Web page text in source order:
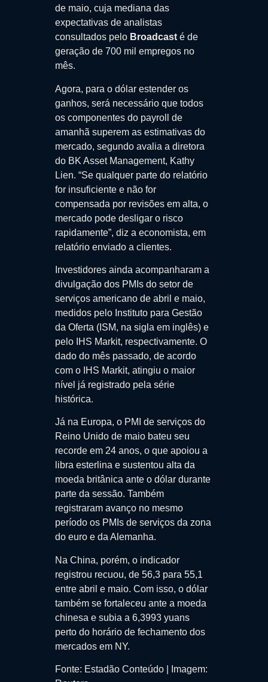
de maio, cuja mediana das
expectativas de analistas
consultados pelo Broadcasté de
geração de 700 mil empregos no
mês.
Agora, para o dólar estender os
ganhos, será necessário que todos
os componentes do payroll de
amanhã superem as estimativas do
mercado, segundo avalia a diretora
do BK Asset Management, Kathy
Lien. “Se qualquer parte do relatório
for insuficiente e não for
compensada por revisões em alta, o
mercado pode desligar o risco
rapidamente”, diz a economista, em
relatório enviado a clientes.
Investidores ainda acompanharam a
divulgação dos PMIs do setor de
serviços americano de abril e maio,
medidos pelo Instituto para Gestão
da Oferta (ISM, na sigla em inglês) e
pelo IHS Markit, respectivamente. O
dado do mês passado, de acordo
com o IHS Markit, atingiu o maior
nível já registrado pela série
histórica.
Já na Europa, o PMI de serviços do
Reino Unido de maio bateu seu
recorde em 24 anos, o que apoiou a
libra esterlina e sustentou alta da
moeda britânica ante o dólar durante
parte da sessão. Também
registraram avanço no mesmo
período os PMIs de serviços da zona
do euro e da Alemanha.
Na China, porém, o indicador
registrou recuou, de 56,3 para 55,1
entre abril e maio. Com isso, o dólar
também se fortaleceu ante a moeda
chinesa e subia a 6,3993 yuans
perto do horário de fechamento dos
mercados em NY.
Fonte: Estadão Conteúdo | Imagem: